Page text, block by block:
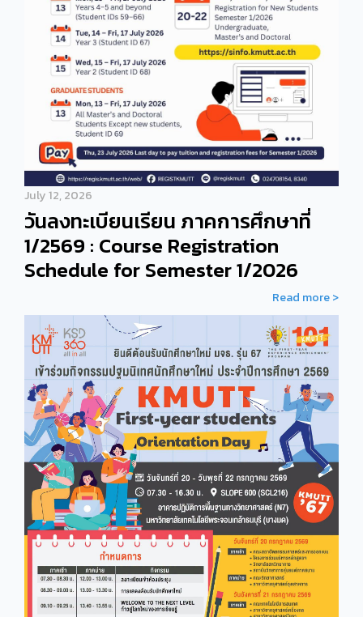
July 12, 2026
วันลงทะเบียนเรียน ภาคการศึกษาที่
1/2569 : Course Registration
Schedule for Semester 1/2026
Read more >